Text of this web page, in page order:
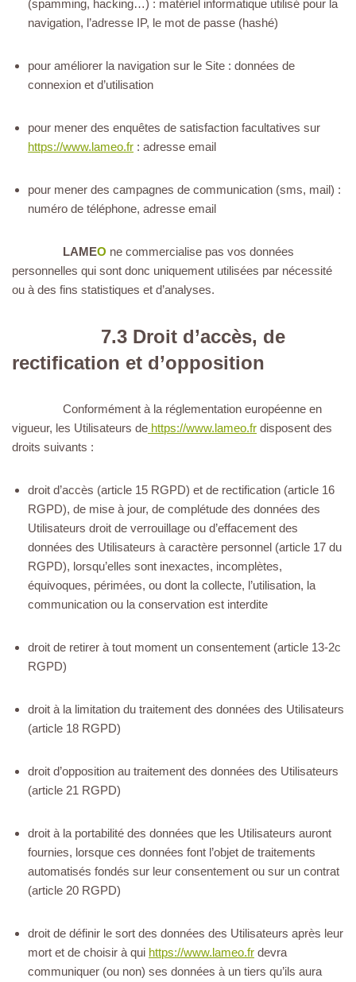
(spamming, hacking…) : matériel informatique utilisé pour la
navigation, l’adresse IP, le mot de passe (hashé)
pour améliorer la navigation sur le Site : données de
connexion et d’utilisation
pour mener des enquêtes de satisfaction facultatives sur
https://www.lameo.fr : adresse email
pour mener des campagnes de communication (sms, mail) :
numéro de téléphone, adresse email
LAMEO ne commercialise pas vos données
personnelles qui sont donc uniquement utilisées par nécessité
ou à des fins statistiques et d’analyses.
7.3 Droit d’accès, de
rectification et d’opposition
Conformément à la réglementation européenne en
vigueur, les Utilisateurs de https://www.lameo.fr disposent des
droits suivants :
droit d’accès (article 15 RGPD) et de rectification (article 16
RGPD), de mise à jour, de complétude des données des
Utilisateurs droit de verrouillage ou d’effacement des
données des Utilisateurs à caractère personnel (article 17 du
RGPD), lorsqu’elles sont inexactes, incomplètes,
équivoques, périmées, ou dont la collecte, l’utilisation, la
communication ou la conservation est interdite
droit de retirer à tout moment un consentement (article 13-2c
RGPD)
droit à la limitation du traitement des données des Utilisateurs
(article 18 RGPD)
droit d’opposition au traitement des données des Utilisateurs
(article 21 RGPD)
droit à la portabilité des données que les Utilisateurs auront
fournies, lorsque ces données font l’objet de traitements
automatisés fondés sur leur consentement ou sur un contrat
(article 20 RGPD)
droit de définir le sort des données des Utilisateurs après leur
mort et de choisir à qui https://www.lameo.fr devra
communiquer (ou non) ses données à un tiers qu’ils aura